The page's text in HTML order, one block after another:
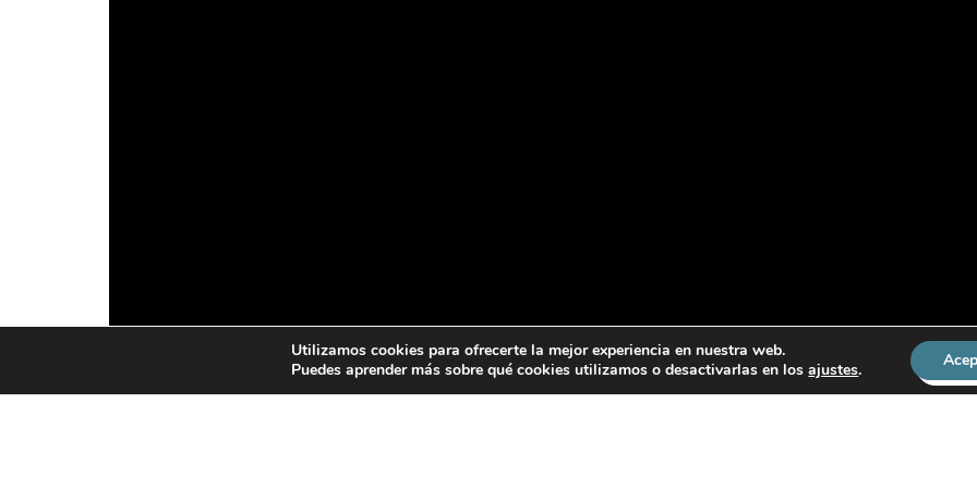
Utilizamos cookies para ofrecerte la mejor experiencia en nuestra web.
Puedes aprender más sobre qué cookies utilizamos o desactivarlas en losajustes.